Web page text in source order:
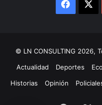
© LN CONSULTING 2026,
Actualidad
Deportes
Historias
Opinión